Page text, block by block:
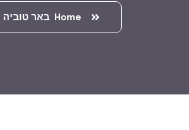
Home באר טוביה